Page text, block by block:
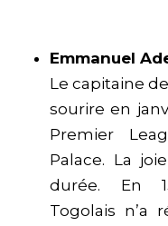
Emmanuel
Le capitaine
sourire en
Premier
Palace. La
durée. En
Togolais n’a